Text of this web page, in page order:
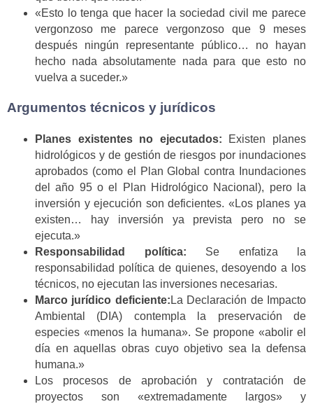
«Esto lo tenga que hacer la sociedad civil me parece
vergonzoso me parece vergonzoso que 9 meses
después ningún representante público… no hayan
hecho nada absolutamente nada para que esto no
vuelva a suceder.»
Argumentos técnicos y jurídicos
Planes existentes no ejecutados: Existen planes
hidrológicos y de gestión de riesgos por inundaciones
aprobados (como el Plan Global contra Inundaciones
del año 95 o el Plan Hidrológico Nacional), pero la
inversión y ejecución son deficientes. «Los planes ya
existen… hay inversión ya prevista pero no se
ejecuta.»
Responsabilidad política: Se enfatiza la
responsabilidad política de quienes, desoyendo a los
técnicos, no ejecutan las inversiones necesarias.
Marco jurídico deficiente: La Declaración de Impacto
Ambiental (DIA) contempla la preservación de
especies «menos la humana». Se propone «abolir el
día en aquellas obras cuyo objetivo sea la defensa
humana.»
Los procesos de aprobación y contratación de
proyectos son «extremadamente largos» y